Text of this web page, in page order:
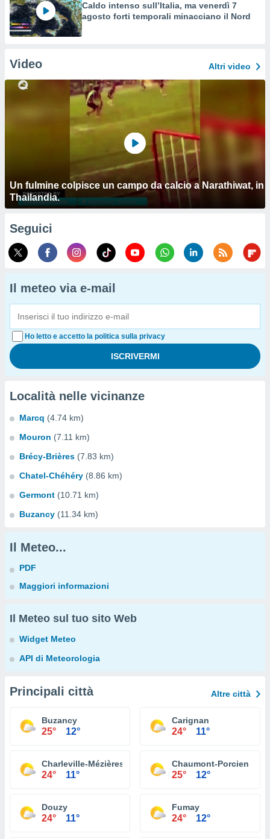
Caldo intenso sull’Italia, ma venerdì 7
agosto forti temporali minacciano il Nord
Video Altri video
Un fulmine colpisce un campo da calcio a Narathiwat, in
Thailandia.
Seguici
Il meteo via e-mail
Ho letto e accetto la politica sulla privacy
Località nelle vicinanze
Marcq (4.74 km)
Mouron (7.11 km)
Brécy-Brières (7.83 km)
Chatel-Chéhéry (8.86 km)
Germont (10.71 km)
Buzancy (11.34 km)
Il Meteo...
PDF
Maggiori informazioni
Il Meteo sul tuo sito Web
Widget Meteo
API di Meteorologia
Principali città Altre città
Buzancy
25° 12°
Carignan
24° 11°
Charleville-Mézières
24° 11°
Chaumont-Porcien
25° 12°
Douzy
24° 11°
Fumay
24° 12°